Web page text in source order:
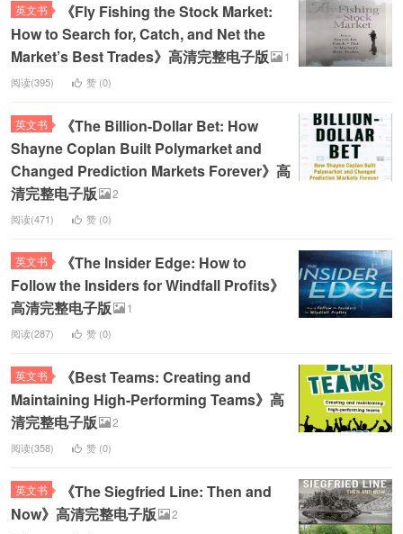
英文书
《Fly Fishing the Stock Market:
How to Search for, Catch, and Net the
Market’s Best Trades》高清完整电子版
1
阅读(395) 赞 (0)
英文书
《The Billion-Dollar Bet: How
Shayne Coplan Built Polymarket and
Changed Prediction Markets Forever》高
清完整电子版
2
阅读(471) 赞 (0)
英文书
《The Insider Edge: How to
Follow the Insiders for Windfall Profits》
高清完整电子版
1
阅读(287) 赞 (0)
英文书
《Best Teams: Creating and
Maintaining High-Performing Teams》高
清完整电子版
2
阅读(358) 赞 (0)
英文书
《The Siegfried Line: Then and
Now》高清完整电子版
2